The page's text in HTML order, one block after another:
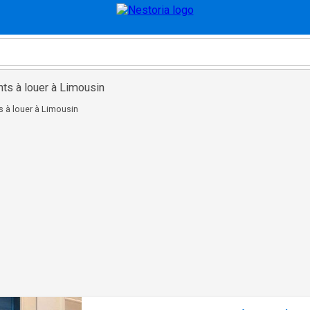
à louer à Limousin
à louer à Limousin